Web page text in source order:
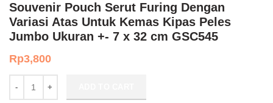
Souvenir Pouch Serut Furing Dengan
Variasi Atas Untuk Kemas Kipas Peles
Jumbo Ukuran +- 7 x 32 cm GSC545
Rp3,800